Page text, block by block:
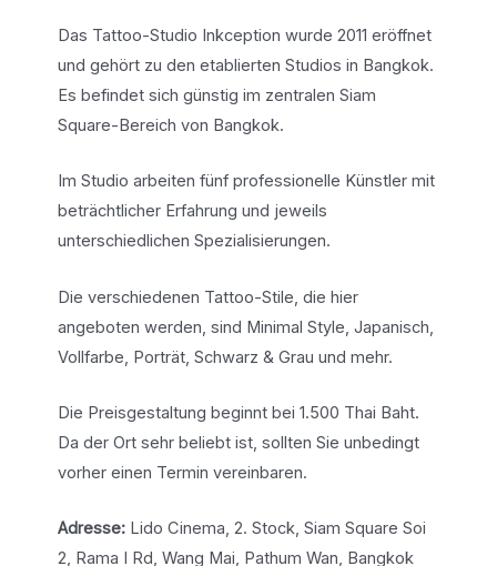
Das Tattoo-Studio Inkception wurde 2011 eröffnet
und gehört zu den etablierten Studios in Bangkok.
Es befindet sich günstig im zentralen Siam
Square-Bereich von Bangkok.
Im Studio arbeiten fünf professionelle Künstler mit
beträchtlicher Erfahrung und jeweils
unterschiedlichen Spezialisierungen.
Die verschiedenen Tattoo-Stile, die hier
angeboten werden, sind Minimal Style, Japanisch,
Vollfarbe, Porträt, Schwarz & Grau und mehr.
Die Preisgestaltung beginnt bei 1.500 Thai Baht.
Da der Ort sehr beliebt ist, sollten Sie unbedingt
vorher einen Termin vereinbaren.
Adresse:Lido Cinema, 2. Stock, Siam Square Soi
2, Rama I Rd, Wang Mai, Pathum Wan, Bangkok